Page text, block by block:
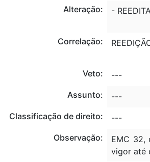
Alteração:
-
Correlação:
Veto:
---
Assunto:
---
Classificação de direito:
---
Observação:
EMC 32,
vigor até